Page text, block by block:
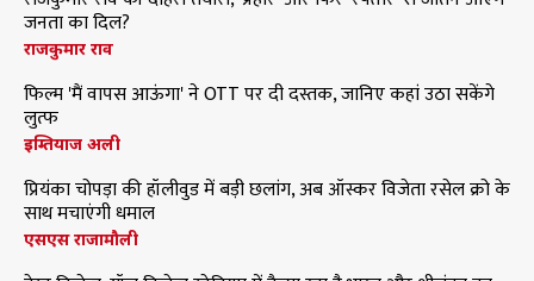
जनता का दिल?
राजकुमार राव
फिल्म 'मैं वापस आऊंगा' ने OTT पर दी दस्तक, जानिए कहां उठा सकेंगे
लुत्फ
इम्तियाज अली
प्रियंका चोपड़ा की हॉलीवुड में बड़ी छलांग, अब ऑस्कर विजेता रसेल क्रो के
साथ मचाएंगी धमाल
एसएस राजामौली